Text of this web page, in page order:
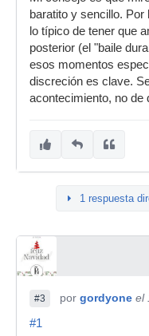
baratito y sencillo.
lo típico de tener que
posterior (el "baile
esos momentos
discreción es clave.
acontecimiento, no de
1 respuesta
#3 por gordyone el
#1